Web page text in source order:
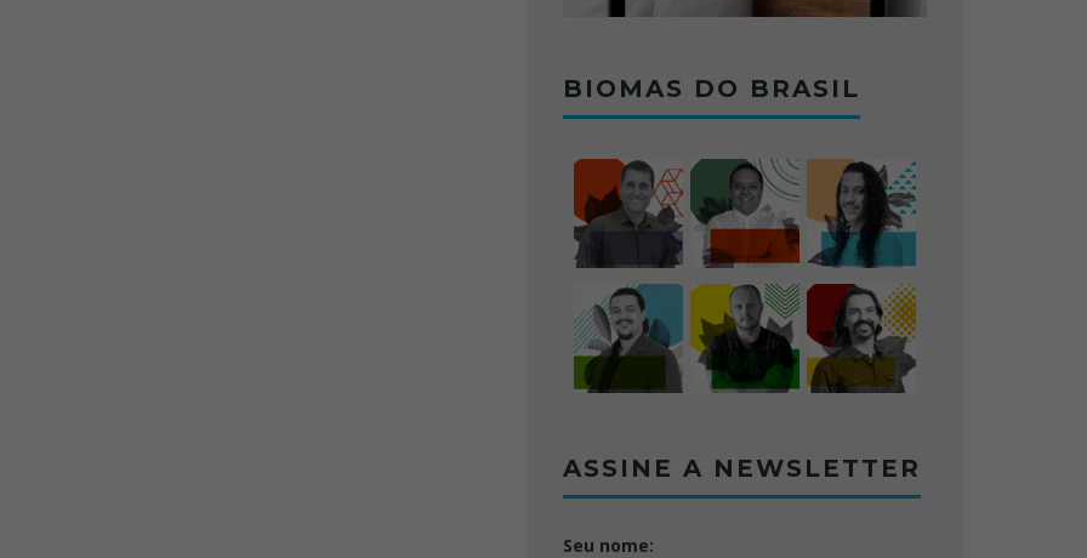
BIOMAS DO BRASIL
ASSINE A NEWSLETTER
Seu nome: